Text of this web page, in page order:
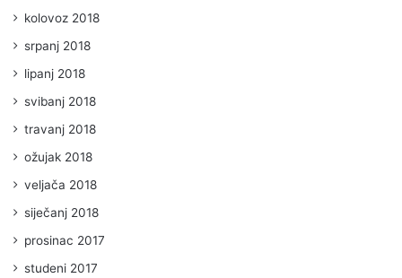
kolovoz 2018
srpanj 2018
lipanj 2018
svibanj 2018
travanj 2018
ožujak 2018
veljača 2018
siječanj 2018
prosinac 2017
studeni 2017